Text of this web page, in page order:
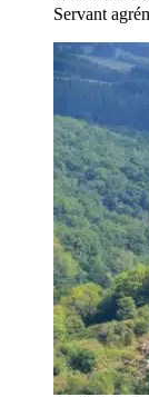
Servant